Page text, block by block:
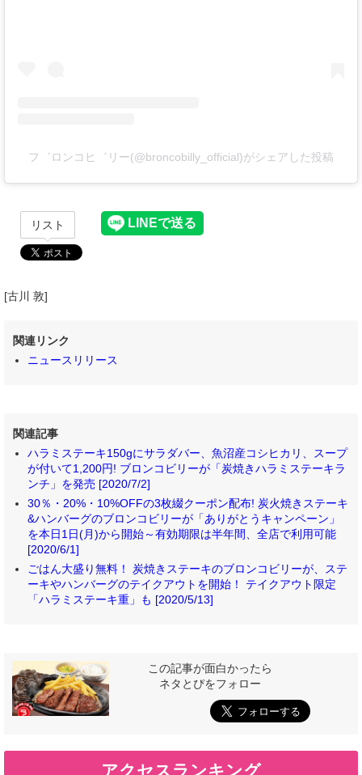
フ゛ロンコヒ゛リー(@broncobilly_official)がシェアした投稿
リスト
[古川 敦]
関連リンク
ニュースリリース
関連記事
ハラミステーキ150gにサラダバー、魚沼産コシヒカリ、スープ
が付いて1,200円! ブロンコビリーが「炭焼きハラミステーキラ
ンチ」を発売 [2020/7/2]
30％・20%・10%OFFの3枚綴クーポン配布! 炭火焼きステーキ
&ハンバーグのブロンコビリーが「ありがとうキャンペーン」
を本日1日(月)から開始～有効期限は半年間、全店で利用可能
[2020/6/1]
ごはん大盛り無料！ 炭焼きステーキのブロンコビリーが、ステ
ーキやハンバーグのテイクアウトを開始！ テイクアウト限定
「ハラミステーキ重」も [2020/5/13]
この記事が面白かったら
ネタとぴをフォロー
アクセスランキング